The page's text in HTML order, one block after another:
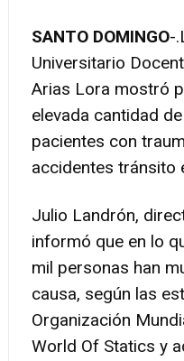
SANTO DOMINGO-
Universitario
Arias Lora mostró
elevada cantidad
pacientes con
accidentes tránsito
Julio Landrón,
informó que en lo
mil personas han
causa, según las
Organización
World Of Statics y